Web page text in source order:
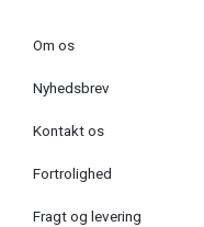
Om os
Nyhedsbrev
Kontakt os
Fortrolighed
Fragt og levering